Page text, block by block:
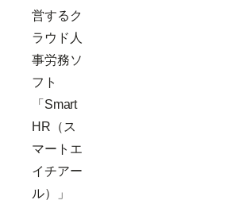
営するク
ラウド人
事労務ソ
フト
「Smart
HR（ス
マートエ
イチアー
ル）」